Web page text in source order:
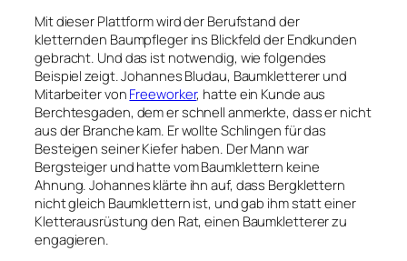
Mit dieser Plattform wird der Berufstand der
kletternden Baumpfleger ins Blickfeld der Endkunden
gebracht. Und das ist notwendig, wie folgendes
Beispiel zeigt. Johannes Bludau, Baumkletterer und
Mitarbeiter von Freeworker, hatte ein Kunde aus
Berchtesgaden, dem er schnell anmerkte, dass er nicht
aus der Branche kam. Er wollte Schlingen für das
Besteigen seiner Kiefer haben. Der Mann war
Bergsteiger und hatte vom Baumklettern keine
Ahnung. Johannes klärte ihn auf, dass Bergklettern
nicht gleich Baumklettern ist, und gab ihm statt einer
Kletterausrüstung den Rat, einen Baumkletterer zu
engagieren.